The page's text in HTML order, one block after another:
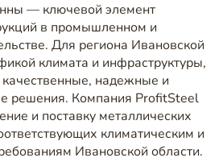
— ключевой элемент
в промышленном и
Для региона Ивановской
климата и инфраструктуры,
надежные и
решения. Компания ProfitSteel
и поставку металлических
климатическим и
Ивановской области.